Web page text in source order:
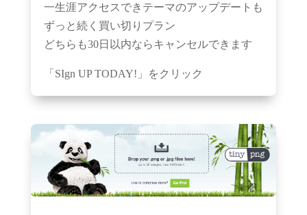
一生涯アクセスできテーマのアップデートも
ずっと続く買い切りプラン
どちらも30日以内ならキャンセルできます
「SIgn UP TODAY!」をクリック